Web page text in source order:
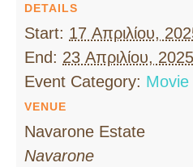
DETAILS
Start: 17 Απριλίου,
End: 23 Απριλίου,
Event Category: Movie
VENUE
Navarone Estate
Navarone